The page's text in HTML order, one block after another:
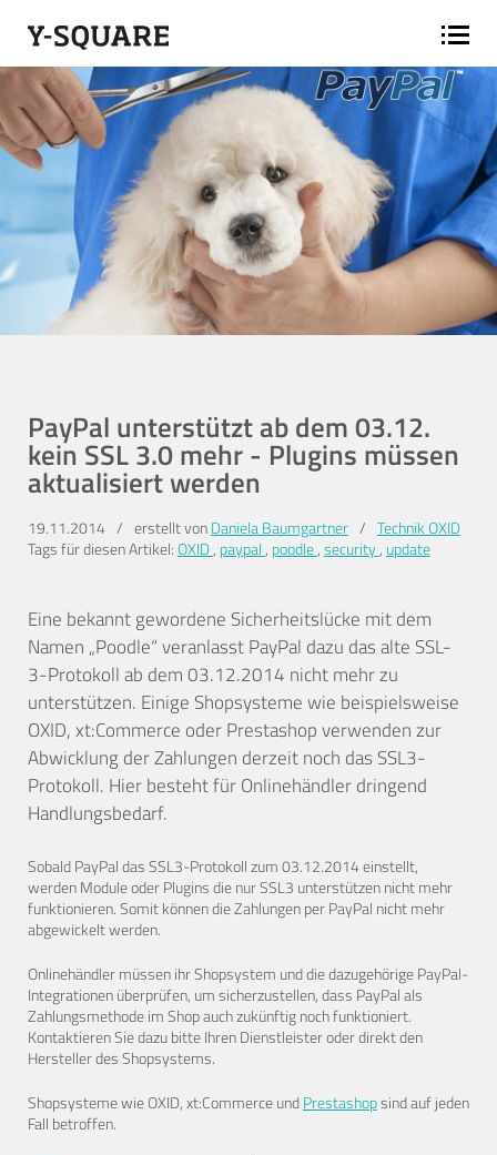
PayPal unterstützt ab dem 03.12.
kein SSL 3.0 mehr - Plugins müssen
aktualisiert werden
19.11.2014 / erstellt vonDaniela Baumgartner / TechnikOXID
Tags für diesen Artikel:OXID, paypal , poodle,security, update
Eine bekannt gewordene Sicherheitslücke mit dem
Namen „Poodle“ veranlasst PayPal dazu das alte SSL-
3-Protokoll ab dem 03.12.2014 nicht mehr zu
unterstützen. Einige Shopsysteme wie beispielsweise
OXID, xt:Commerce oder Prestashop verwenden zur
Abwicklung der Zahlungen derzeit noch das SSL3-
Protokoll. Hier besteht für Onlinehändler dringend
Handlungsbedarf.
Sobald PayPal das SSL3-Protokoll zum 03.12.2014 einstellt,
werden Module oder Plugins die nur SSL3 unterstützen nicht mehr
funktionieren. Somit können die Zahlungen per PayPal nicht mehr
abgewickelt werden.
Onlinehändler müssen ihr Shopsystem und die dazugehörige PayPal-
Integrationen überprüfen, um sicherzustellen, dass PayPal als
Zahlungsmethode im Shop auch zukünftig noch funktioniert.
Kontaktieren Sie dazu bitte Ihren Dienstleister oder direkt den
Hersteller des Shopsystems.
Shopsysteme wie OXID, xt:Commerce undPrestashopsind auf jeden
Fall betroffen.